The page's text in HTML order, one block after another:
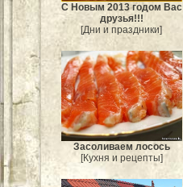
С Новым 2013 годом Вас
друзья!!!
[Дни и праздники]
Засоливаем лосось
[Кухня и рецепты]